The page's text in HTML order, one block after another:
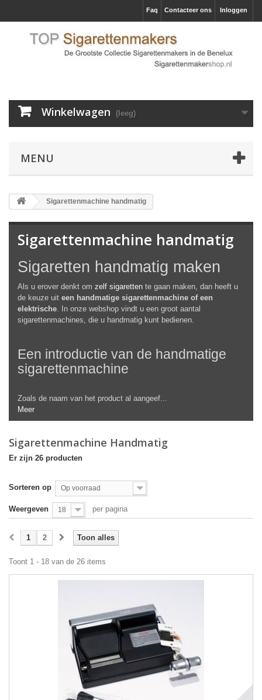
Inloggen
Contacteer ons
Faq
Winkelwagen (leeg)
MENU
Sigarettenmachine handmatig
Sigarettenmachine handmatig
Sigaretten handmatig maken
Als u erover denkt om zelf sigaretten te gaan maken, dan heeft u
de keuze uit een handmatige sigarettenmachine of een
elektrische. In onze webshop vindt u een groot aantal
sigarettenmachines, die u handmatig kunt bedienen.
Een introductie van de handmatige
sigarettenmachine
Zoals de naam van het product al aangeef...
Meer
Sigarettenmachine Handmatig
Er zijn 26 producten
Sorteren op Op voorraad
Weergeven 18 per pagina
Toon alles
1 2
Toont 1 - 18 van de 26 items